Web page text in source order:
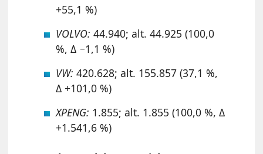
+55,1 %)
VOLVO: 44.940; alt. 44.925 (100,0
%, Δ −1,1 %)
VW: 420.628; alt. 155.857 (37,1 %,
Δ +101,0 %)
XPENG: 1.855; alt. 1.855 (100,0 %, Δ
+1.541,6 %)